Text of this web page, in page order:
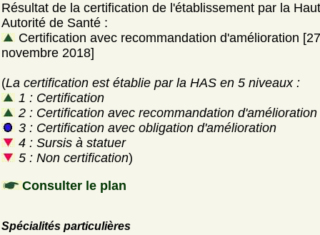
Résultat de la certification de l'établissement par la
Autorité de Santé :
Certification avec recommandation d'amélioration [27
novembre 2018]
(La certification est établie par la HAS en 5 niveaux :
1 : Certification
2 : Certification avec recommandation d'amélioration
3 : Certification avec obligation d'amélioration
4 : Sursis à statuer
5 : Non certification)
Consulter le plan
Spécialités particulières